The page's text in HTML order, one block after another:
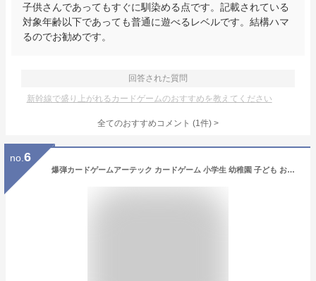
子供さんであってもすぐに馴染める点です。記載されている
対象年齢以下であっても普通に遊べるレベルです。結構ハマ
るのでお勧めです。
回答された質問
新幹線で盛り上がれるカードゲームのおすすめを教えてください
全てのおすすめコメント (1件) >
no. 6
爆弾カードゲームアーテック カードゲーム 小学生 幼稚園 子ども おもしろ お正月